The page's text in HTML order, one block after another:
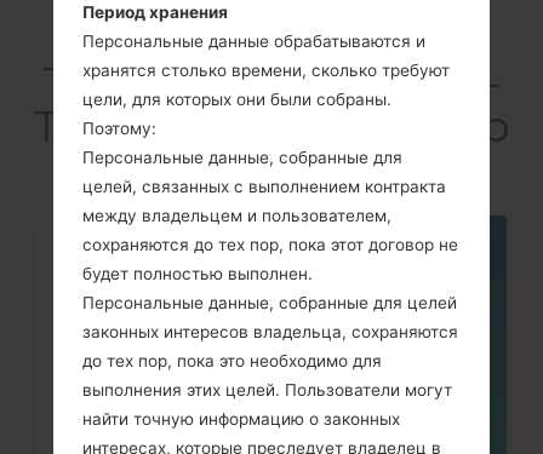
Articles LGSM-
T805K(Samsung SM-
T805K) akaGalaxy Tab
S 10.5
Период хранения
Персональные данные обрабатываются и
хранятся столько времени, сколько требуют
цели, для которых они были собраны.
Поэтому:
Персональные данные, собранные для
целей, связанных с выполнением контракта
между владельцем и пользователем,
сохраняются до тех пор, пока этот договор не
будет полностью выполнен.
Персональные данные, собранные для целей
законных интересов владельца, сохраняются
до тех пор, пока это необходимо для
выполнения этих целей. Пользователи могут
найти точную информацию о законных
интересах, которые преследует владелец в